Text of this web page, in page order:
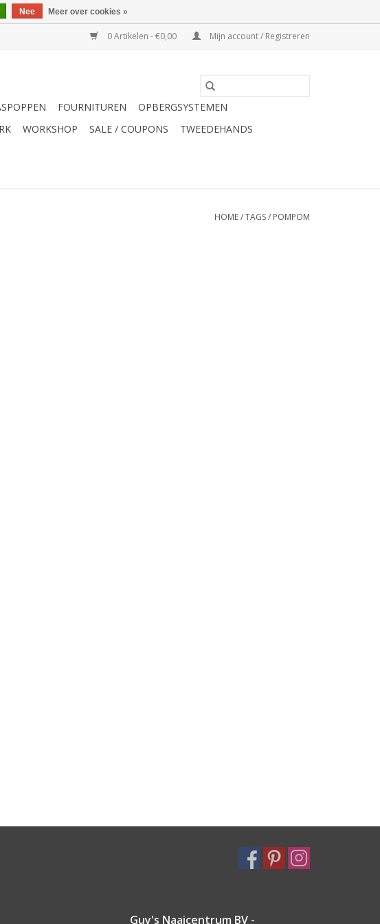
0 Artikelen - €0,00 Mijn account / Registreren
FOURNITUREN
OPBERGSYSTEMEN
WORKSHOP SALE / COUPONS
TWEEDEHANDS
HOME/TAGS/ POMPOM
Guy's Naaicentrum BV -
Nee Meer over cookies »